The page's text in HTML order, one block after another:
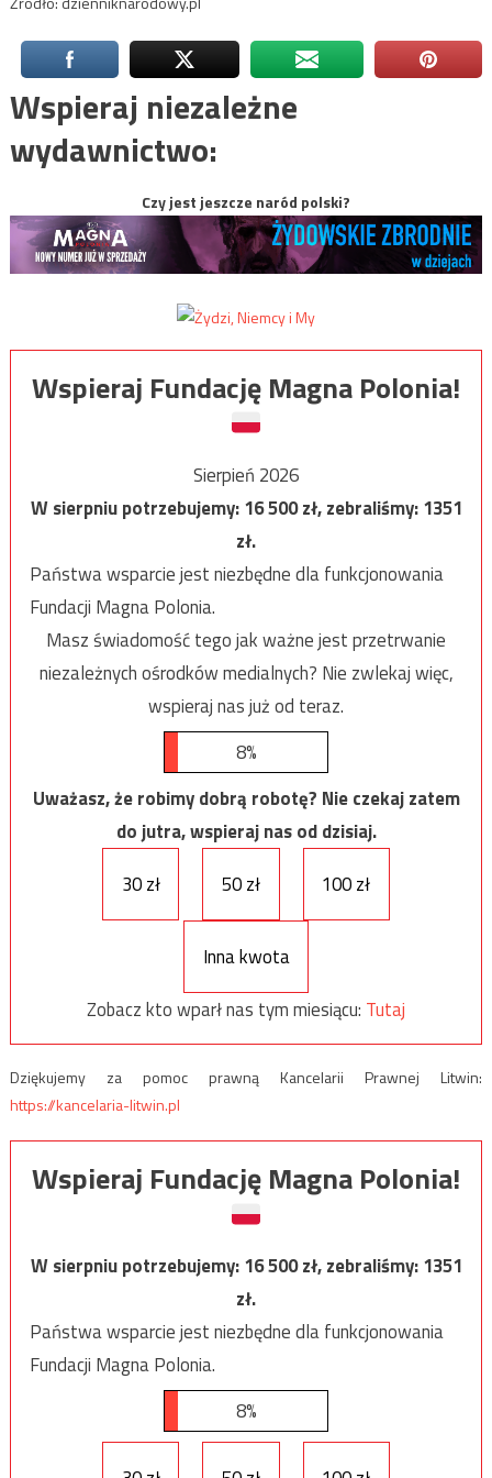
Wspieraj niezależne
wydawnictwo:
Czy jest jeszcze naród polski?
Wspieraj Fundację Magna Polonia!
Sierpień 2026
W sierpniu potrzebujemy:16 500zł, zebraliśmy:1351
zł.
Państwa wsparcie jest niezbędne dla funkcjonowania
Fundacji Magna Polonia.
Masz świadomość tego jak ważne jest przetrwanie
niezależnych ośrodków medialnych? Nie zwlekaj więc,
wspieraj nas już od teraz.
8%
Uważasz, że robimy dobrą robotę? Nie czekaj zatem
do jutra, wspieraj nas od dzisiaj.
30 zł
50 zł 100 zł
Inna kwota
Zobacz kto wparł nas tym miesiącu: Tutaj
Dziękujemy za pomoc prawną Kancelarii Prawnej Litwin:
https://kancelaria-litwin.pl
Wspieraj Fundację Magna Polonia!
W sierpniu potrzebujemy:16 500zł, zebraliśmy:1351
zł.
Państwa wsparcie jest niezbędne dla funkcjonowania
Fundacji Magna Polonia.
8%